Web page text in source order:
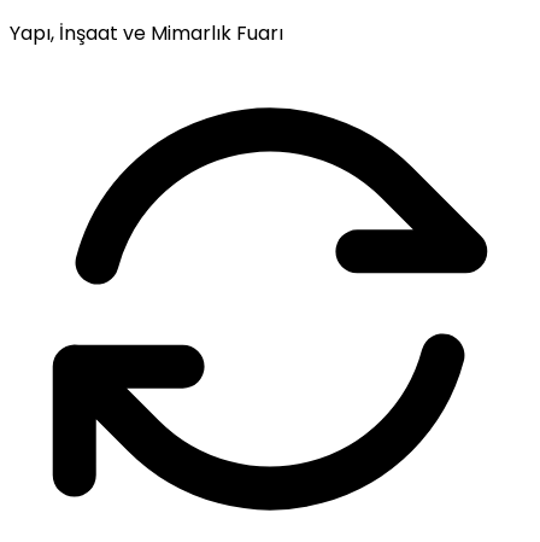
Yapı, İnşaat ve Mimarlık Fuarı